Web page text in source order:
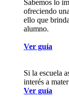
Sabemos lo
ofreciendo
ello que
alumno.
Ver guía
Si la escuela
interés a
Ver guía